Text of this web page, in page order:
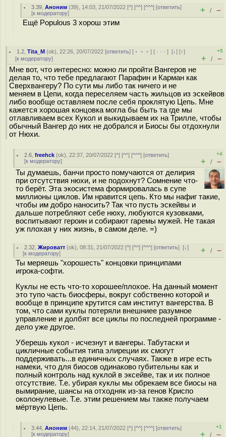
3.39 ,Аноним (39), 14:03, 21/07/2022 [^] [^^] [^^^] [ответить]
[к модератору] + / –
Ещё Populous 3 хорош этим
1.2 ,Tita_M (ok), 22:26, 20/07/2022 [ответить] [ ﹢﹢﹢] [ · · ·][↓] [↑]
[к модератору]
+5
+ / –
Мне вот, что интересно: можно ли пройти Вангеров не
делая то, что тебе предлагают Парафин и Карман как
Сверхвангеру? По сути мы либо так ничего и не
меняем в Цепи, когда переселяем часть жильцов из эскейвов
либо вообще оставляем после себя проклятую Цепь. Мне
кажется хорошая концовка могла бы быть та где мы
отлавливаем всех Кукол и выкидываем их на Трилле, чтобы
обычный Вангер до них не добрался и Биосы бы отдохнули
от Нюхи.
2.6 ,freehck (ok), 22:37, 20/07/2022 [^] [^^] [^^^] [ответить]
[к модератору]
+4
+ / –
Ты думаешь, банчи просто помучаются от делирия
при отсутствия нюхи, и не подохнут? Сомнение что-
то берёт. Эта экосистема формировалась в супе
миллионы циклов. Им нравится цепь. Кто мы нафиг такие,
чтобы им добро наносить? Так что пусть эскейвы и
дальше потребляют себе нюху, любуются кузовками,
воспитывают герoин и собирают гаремы мужей. Не такая
уж плохая у них жизнь, в самом деле. =)
2.32 ,Жироватт (ok), 08:31, 21/07/2022 [^] [^^] [^^^] [ответить][↓]
[к модератору] + / –
Ты меряешь "хорошесть" концовки принципами
игрока-софти.
Куклы не есть что-то хорошее/плохое. На данный момент
это тупо часть биосферы, вокруг собственно которой и
вообще в принципе крутится сам институт вангерства. В
том, что сами куклы потеряли внешниее разумное
управление и долбят все циклы по последней программе -
дело уже другое.
Уберешь кукол - исчезнут и вангеры. Табутаски и
цикличные события типа элиреции их смогут
поддерживать...в единичных случаях. Также в игре есть
намеки, что для биосов одинаково губительны как и
полный контроль над куклой в эксейве, так и их полное
отсутствие. Т.е. убирая куклы мы обрекаем все биосы на
вымирание, шансы на отходняк из-за генов Криспо
околонулевые. Т.е. этим решением мы также получаем
мёртвую Цепь.
3.44 ,Аноним (44), 22:14, 21/07/2022 [^] [^^] [^^^] [ответить]
[к модератору]
+1
+ / –